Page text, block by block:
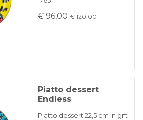
€ 96,00 € 120.00
Piatto dessert
Endless
Piatto dessert 22,5 cm in gift